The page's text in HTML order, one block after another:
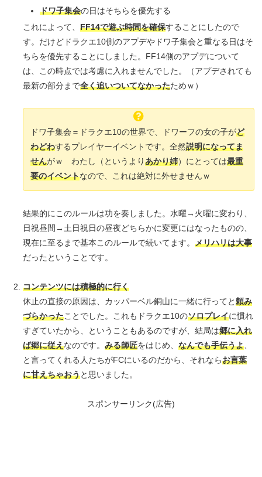
ドワ子集会の日はそちらを優先する
これによって、 FF14で遊ぶ時間を確保することにしたので
す。だけどドラクエ10側のアプデやドワ子集会と重なる日はそ
ちらを優先することにしました。FF14側のアプデについて
は、この時点では考慮に入れませんでした。（アプデされても
最新の部分まで全く追いついてなかったためｗ）
ドワ子集会＝ドラクエ10の世界で、ドワーフの女の子がど
わどわするプレイヤーイベントです。全然説明になってま
せんがｗ わたし（というよりあかり姉）にとっては最重
要のイベントなので、これは絶対に外せませんｗ
結果的にこのルールは功を奏しました。水曜→火曜に変わり、
日祝昼間→土日祝日の昼夜どちらかに変更にはなったものの、
現在に至るまで基本このルールで続いてます。 メリハリは大事
だったということです。
コンテンツには積極的に行く
休止の直接の原因は、カッパーベル銅山に一緒に行ってと頼み
づらかったことでした。これもドラクエ10のソロプレイに慣れ
すぎていたから、ということもあるのですが、結局は郷に入れ
ば郷に従えなのです。 みる師匠をはじめ、 なんでも手伝うよ、
と言ってくれる人たちがFCにいるのだから、それならお言葉
に甘えちゃおうと思いました。
スポンサーリンク(広告)